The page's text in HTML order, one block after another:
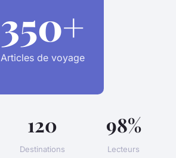
350+
Articles de voyage
120
Destinations
98%
Lecteurs